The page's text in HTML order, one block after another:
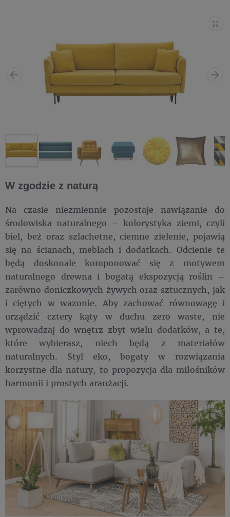
W zgodzie z naturą
Na czasie niezmiennie pozostaje nawiązanie do
środowiska naturalnego – kolorystyka ziemi, czyli
biel, beż oraz szlachetne, ciemne zielenie, pojawią
się na ścianach, meblach i dodatkach. Odcienie te
będą doskonale komponować się z motywem
naturalnego drewna i bogatą ekspozycją roślin –
zarówno doniczkowych żywych oraz sztucznych, jak
i ciętych w wazonie. Aby zachować równowagę i
urządzić cztery kąty w duchu zero waste, nie
wprowadzaj do wnętrz zbyt wielu dodatków, a te,
które wybierasz, niech będą z materiałów
naturalnych. Styl eko, bogaty w rozwiązania
korzystne dla natury, to propozycja dla miłośników
harmonii i prostych aranżacji.